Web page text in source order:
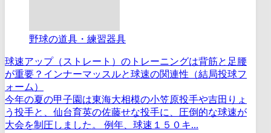
野球の道具・練習器具
球速アップ（ストレート）のトレーニングは背筋と足腰
が重要？インナーマッスルと球速の関連性（結局投球フ
ォーム）
今年の夏の甲子園は東海大相模の小笠原投手や吉田りょ
う投手と、仙台育英の佐藤せな投手に、圧倒的な球速が
大会を制圧しました。 例年、球速１５０キ...